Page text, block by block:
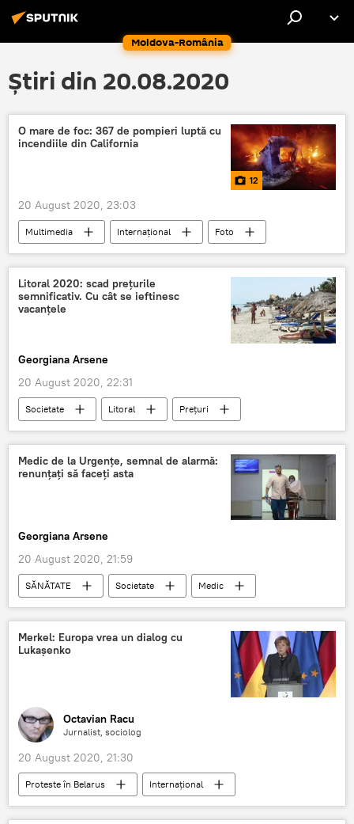
Moldova-România
Știri din 20.08.2020
O mare de foc: 367 de pompieri luptă cu
incendiile din California
12
20 August 2020, 23:03
Multimedia Internaţional
Foto
California
Flăcări
Litoral 2020: scad prețurile
semnificativ. Cu cât se ieftinesc
vacanțele
Georgiana Arsene
20 August 2020, 22:31
Societate Litoral Prețuri
Medic de la Urgențe, semnal de alarmă:
renunțați să faceți asta
Georgiana Arsene
20 August 2020, 21:59
SĂNĂTATE Societate
Medic
Spital
Merkel: Europa vrea un dialog cu
Lukașenko
Octavian Racu
Jurnalist, sociolog
20 August 2020, 21:30
Proteste în Belarus
Internaţional
Angela Merkel
Aleksandr Lukașenko